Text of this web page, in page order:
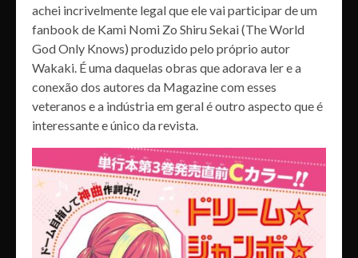
achei incrivelmente legal que ele vai participar de um
fanbook de Kami Nomi Zo Shiru Sekai (The World
God Only Knows) produzido pelo próprio autor
Wakaki. É uma daquelas obras que adorava ler e a
conexão dos autores da Magazine com esses
veteranos e a indústria em geral é outro aspecto que é
interessante e único da revista.